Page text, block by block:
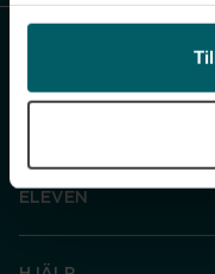
och gå vidare”
under ”Inställningar”
cookies. Du kan
ELEVEN